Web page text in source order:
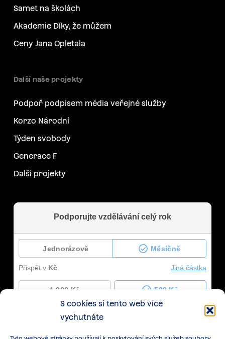
S cookies si tento web více
vychutnáte
Samet na školách
Akademie Díky, že můžem
Ceny Jana Opletala
Další naše projekty
Podpoř podpisem média veřejné služby
Korzo Národní
Týden svobody
Generace F
Další projekty